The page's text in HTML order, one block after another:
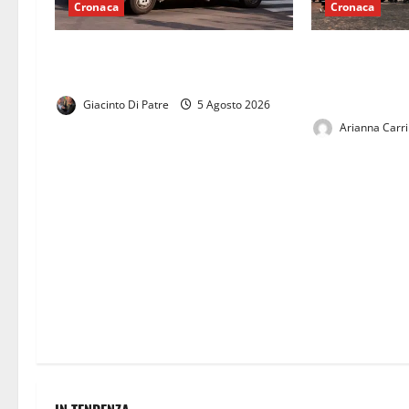
Cronaca
Giacinto Di Patre 5 Agosto 2026
Cronaca
Arianna